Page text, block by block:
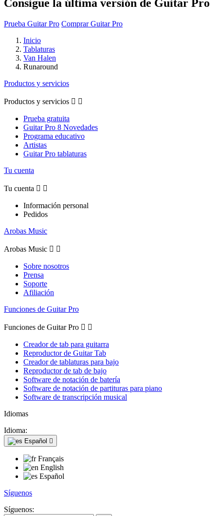
Consigue la última versión de Guitar Pro
Prueba Guitar Pro Comprar Guitar Pro
Inicio
Tablaturas
Van Halen
Runaround
Productos y servicios
Productos y servicios  
Prueba gratuita
Guitar Pro 8 Novedades
Programa educativo
Artistas
Guitar Pro tablaturas
Tu cuenta
Tu cuenta  
Información personal
Pedidos
Arobas Music
Arobas Music  
Sobre nosotros
Prensa
Soporte
Afiliación
Funciones de Guitar Pro
Funciones de Guitar Pro  
Creador de tab para guitarra
Reproductor de Guitar Tab
Creador de tablaturas para bajo
Reproductor de tab de bajo
Software de notación de batería
Software de notación de partituras para piano
Software de transcripción musical
Idiomas
Idioma:
Español 
Français
English
Español
Síguenos
Síguenos: